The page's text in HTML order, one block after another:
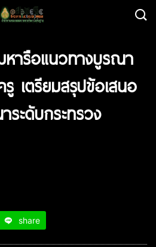
ารือแนวทางบูรณา
เตรียมสรุปข้อเสนอ
ระดับกระทรวง
share